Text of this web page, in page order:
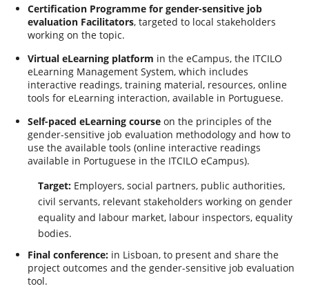
Certification Programme for gender-sensitive job
evaluation Facilitators, targeted to local stakeholders
working on the topic.
Virtual eLearning platform in the eCampus, the ITCILO
eLearning Management System, which includes
interactive readings, training material, resources, online
tools for eLearning interaction, available in Portuguese.
Self-paced eLearning course on the principles of the
gender-sensitive job evaluation methodology and how to
use the available tools (online interactive readings
available in Portuguese in the ITCILO eCampus).
Target: Employers, social partners, public authorities,
civil servants, relevant stakeholders working on gender
equality and labour market, labour inspectors, equality
bodies.
Final conference: in Lisboan, to present and share the
project outcomes and the gender-sensitive job evaluation
tool.